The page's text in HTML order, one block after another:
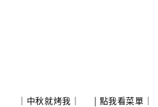
｜中秋就烤我｜ | 點我看菜單｜